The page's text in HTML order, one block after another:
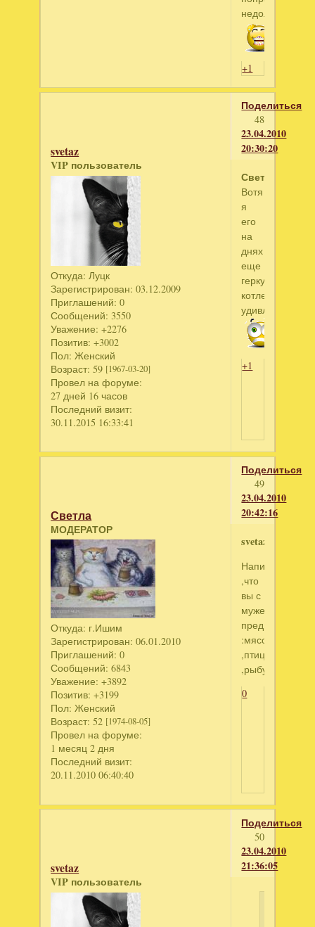
недолго
+1
Поделиться
48
23.04.2010
20:30:20
svetaz
VIP пользователь
Откуда: Луцк
Зарегистрирован: 03.12.2009
Приглашений: 0
Сообщений: 3550
Уважение: +2276
Позитив: +3002
Пол: Женский
Возраст: 59 [1967-03-20]
Провел на форуме:
27 дней 16 часов
Последний визит:
30.11.2015 16:33:41
Светла
Вотя
я
его
на
днях
еще
геркулесовыми
котлетками
удивлю
+1
Поделиться
49
23.04.2010
20:42:16
Светла
МОДЕРАТОР
Откуда: г.Ишим
Зарегистрирован: 06.01.2010
Приглашений: 0
Сообщений: 6843
Уважение: +3892
Позитив: +3199
Пол: Женский
Возраст: 52 [1974-08-05]
Провел на форуме:
1 месяц 2 дня
Последний визит:
20.11.2010 06:40:40
svetaz
Напиши
,что
вы с
мужем
предпочитаете
:мясо
,птицу
,рыбу.
0
Поделиться
50
23.04.2010
21:36:05
svetaz
VIP пользователь